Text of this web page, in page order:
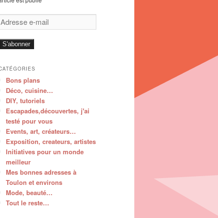
Adresse
S'abonner
Bons plans
Déco, cuisine…
DIY, tutoriels
Escapades,découvertes, j'ai
testé pour vous
Events, art, créateurs…
Exposition, createurs, artistes
Initiatives pour un monde
meilleur
Mes bonnes adresses à
Toulon et environs
Mode, beauté…
Tout le reste…